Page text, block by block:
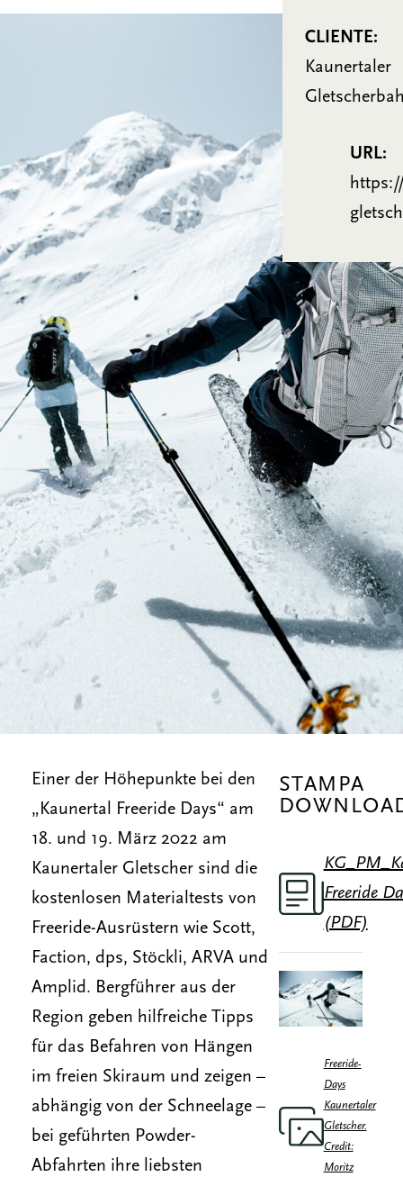
CLIENTE:
Kaunertaler
URL:
Einer der Höhepunkte bei den
„Kaunertal Freeride Days“ am
18. und 19. März 2022 am
Kaunertaler Gletscher sind die
kostenlosen Materialtests von
Freeride-Ausrüstern wie Scott,
Faction, dps, Stöckli, ARVA und
Amplid. Bergführer aus der
Region geben hilfreiche Tipps
für das Befahren von Hängen
im freien Skiraum und zeigen –
abhängig von der Schneelage –
bei geführten Powder-
Abfahrten ihre liebsten
STAMPA
Freeride
(PDF)
Freeride-
Days
Kaunertaler
Gletscher.
Credit:
Moritz